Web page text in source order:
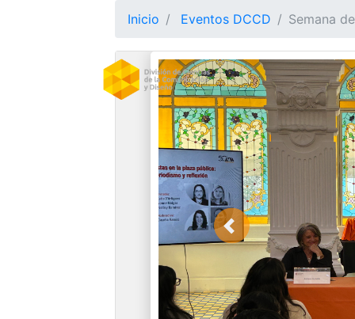
Inicio Eventos DCCD Semana
Previous